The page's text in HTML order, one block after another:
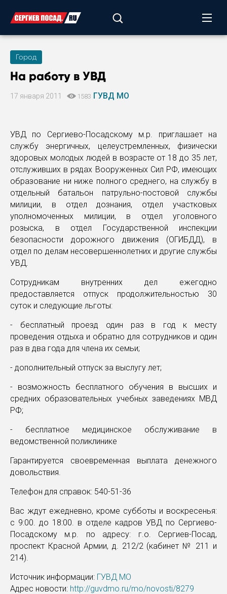
Город
На работу в УВД
17 января 2011 1583 ГУВД МО
УВД по Сергиево-Посадскому м.р. приглашает на
службу энергичных, целеустремленных, физически
здоровых молодых людей в возрасте от 18 до 35 лет,
отслуживших в рядах Вооруженных Сил РФ, имеющих
образование ни ниже полного среднего, на службу в
отдельный батальон патрульно-постовой службы
милиции, в отдел дознания, отдел участковых
уполномоченных милиции, в отдел уголовного
розыска, в отдел Государственной инспекции
безопасности дорожного движения (ОГИБДД), в
отдел по делам несовершеннолетних и другие службы
УВД.
Сотрудникам внутренних дел ежегодно
предоставляется отпуск продолжительностью 30
суток и следующие льготы:
- бесплатный проезд один раз в год к месту
проведения отдыха и обратно для сотрудников и один
раз в два года для члена их семьи;
- дополнительный отпуск за выслугу лет;
- возможность бесплатного обучения в высших и
средних образовательных учебных заведениях МВД
РФ;
- бесплатное медицинское обслуживание в
ведомственной поликлинике
Гарантируется своевременная выплата денежного
довольствия.
Телефон для справок: 540-51-36
Вас ждут ежедневно, кроме субботы и воскресенья:
с 9:00. до 18:00. в отделе кадров УВД по Сергиево-
Посадскому м.р. по адресу: г.о. Сергиев-Посад,
проспект Красной Армии, д. 212/2 (кабинет № 211 и
214).
Источник информации: ГУВД МО
Адрес новости: http://guvdmo.ru/mo/novosti/8279